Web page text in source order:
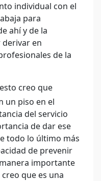
individual con el
para
ahí y de la
en
de la
creo que
un piso en el
del servicio
de dar ese
todo lo último más
de prevenir
importante
que es una